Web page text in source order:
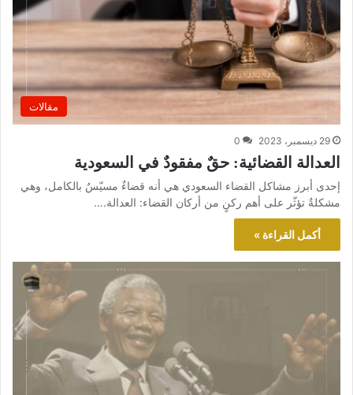
مقالات
29 ديسمبر، 2023 0
العدالة القضائية: حقٌ مفقودٌ في السعودية
إحدى أبرز مشاكل القضاء السعودي هي أنه قضاءٌ مسيّسٌ بالكامل، وهي
مشكلةٌ تؤثّر على أهم ركنٍ من أركان القضاء: العدالة.…
أكمل القراءة »